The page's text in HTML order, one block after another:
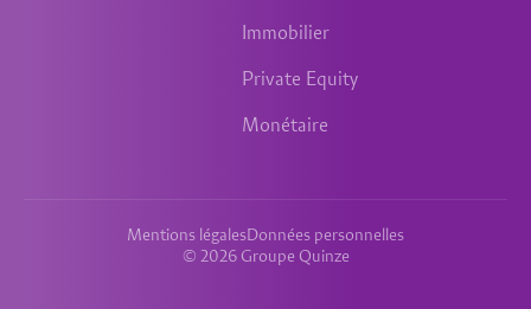
Immobilier
Private Equity
Monétaire
© 2026 Groupe Quinze
Mentions légalesDonnées personnelles